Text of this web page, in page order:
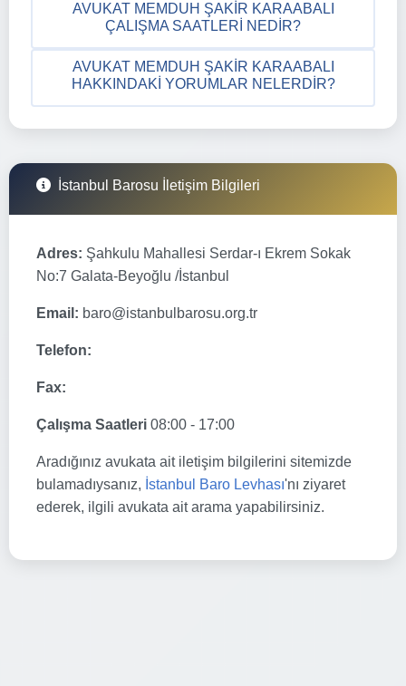
AVUKAT MEMDUH ŞAKIR KARAABALI
ÇALIŞMA SAATLERI NEDIR?
AVUKAT MEMDUH ŞAKIR KARAABALI
HAKKINDAKI YORUMLAR NELERDIR?
İstanbul Barosu İletişim Bilgileri
Adres: Şahkulu Mahallesi Serdar-ı Ekrem Sokak
No:7 Galata-Beyoğlu /İstanbul
Email: baro@istanbulbarosu.org.tr
Telefon:
Fax:
Çalışma Saatleri 08:00 - 17:00
Aradığınız avukata ait iletişim bilgilerini sitemizde
bulamadıysanız, İstanbul Baro Levhası'nı ziyaret
ederek, ilgili avukata ait arama yapabilirsiniz.